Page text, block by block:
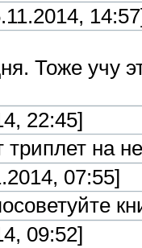
Тоже учу
22:45]
триплет на
07:55]
09:52]